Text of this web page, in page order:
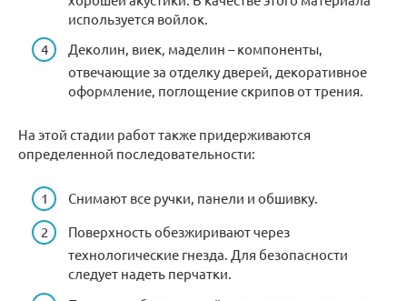
используется войлок.
Деколин, виек, маделин – компоненты,
отвечающие за отделку дверей, декоративное
оформление, поглощение скрипов от трения.
На этой стадии работ также придерживаются
определенной последовательности:
Снимают все ручки, панели и обшивку.
Поверхность обезжиривают через
технологические гнезда. Для безопасности
следует надеть перчатки.